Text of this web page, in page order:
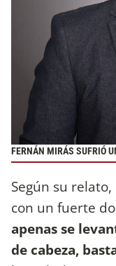
FERNÁN MIRÁS SUFRIÓ
Según su
con un fuerte
apenas se
de cabeza,